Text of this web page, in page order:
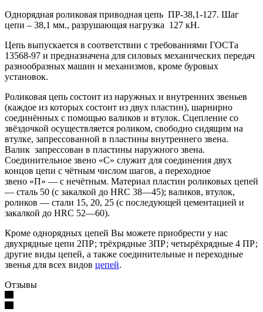
Однорядная роликовая приводная цепь ПР-38,1-127. Шаг
цепи – 38,1 мм., разрушающая нагрузка 127 кН.
Цепь выпускается в соответствии с требованиями ГОСТа
13568-97 и предназначена для силовых механических передач
разнообразных машин и механизмов, кроме буровых
установок.
Роликовая цепь состоит из наружных и внутренних звеньев
(каждое из которых состоит из двух пластин), шарнирно
соединён­ных с помощью валиков и втулок. Сцепление со
звёздочкой осуществляет­ся роликом, свободно сидящим на
втулке, запрессованной в пластины внутреннего звена.
Валик запрессован в пластины наружного звена.
Соединительное звено «С» служит для соединения двух
концов цепи с чёт­ным числом шагов, а переходное
звено «П» — с нечётным. Материал пла­стин роликовых цепей
— сталь 50 (с закалкой до HRC 38—45); валиков, втулок,
роликов — стали 15, 20, 25 (с последующей цементацией и
закал­кой до HRC 52—60).
Кроме однорядных цепей Вы можете приобрести у нас
двухрядные цепи 2ПР; трёхрядные 3ПР; четырёхрядные 4 ПР;
другие виды цепей, а также соединительные и переходные
звенья для всех видов цепей.
Отзывы